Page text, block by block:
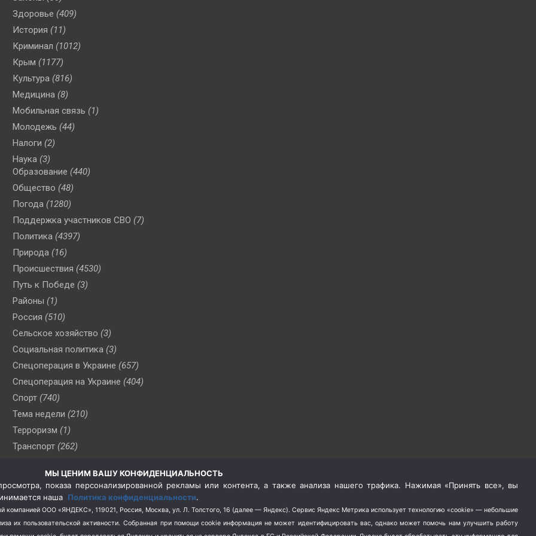
Здоровье (409)
История (11)
Криминал (1012)
Крым (1177)
Культура (816)
Медицина (8)
Мобильная связь (1)
Молодежь (44)
Налоги (2)
Наука (3)
Образование (440)
Общество (48)
Погода (1280)
Поддержка участников СВО (7)
Политика (4397)
Природа (16)
Происшествия (4530)
Путь к Победе (3)
Районы (1)
Россия (510)
Сельское хозяйство (3)
Социальная политика (3)
Спецоперация в Украине (657)
Спецоперация на Украине (404)
Спорт (740)
Тема недели (210)
Терроризм (1)
Транспорт (262)
(76)
Цены (2)
Школа и спорт (2)
Экология (8)
МЫ ЦЕНИМ ВАШУ КОНФИДЕНЦИАЛЬНОСТЬ
показа персонализированной рекламы или контента, а также анализа нашего трафика. Нажимая «Принять все», вы
наша Политика конфиденциальности.
компанией ООО «ЯНДЕКС», 119021, Россия, Москва, ул. Л. Толстого, 16 (далее — Яндекс). Сервис Яндекс Метрика использует технологию «cookie» — небольшие
их пользовательской активности. Собранная при помощи cookie информация не может идентифицировать вас, однако может помочь нам улучшить работу